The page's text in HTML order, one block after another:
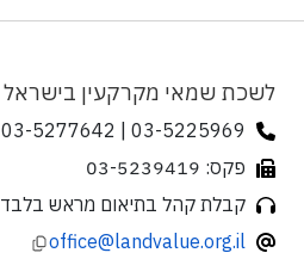
לשכת שמאי מקרקעין בישראל
03-5225969 | 03-5277642
פקס: 03-5239419
קבלת קהל בתיאום מראש בלבד
office@landvalue.org.il